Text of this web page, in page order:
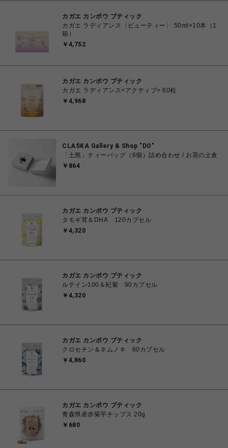
カガエ カンポウ ブティック
カガエ ラディアンス〈ビューティー〉 50ml×10本（1
箱）
￥4,752
カガエ カンポウ ブティック
カガエ ラディアンス<アクティブ> 60粒
￥4,968
CLASKA Gallery & Shop "DO"
「土熊」ティーバッグ（6個）詰め合わせ / お茶の土倉
￥864
カガエ カンポウ ブティック
タモギ茸＆DHA 120カプセル
￥4,320
カガエ カンポウ ブティック
ルテイン100＆杞菊 90カプセル
￥4,320
カガエ カンポウ ブティック
クロセチン＆ネムノキ 60カプセル
￥4,860
カガエ カンポウ ブティック
青森県産赤菊芋チップス 20g
￥680